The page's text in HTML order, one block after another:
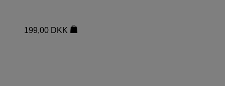
199,00 DKK